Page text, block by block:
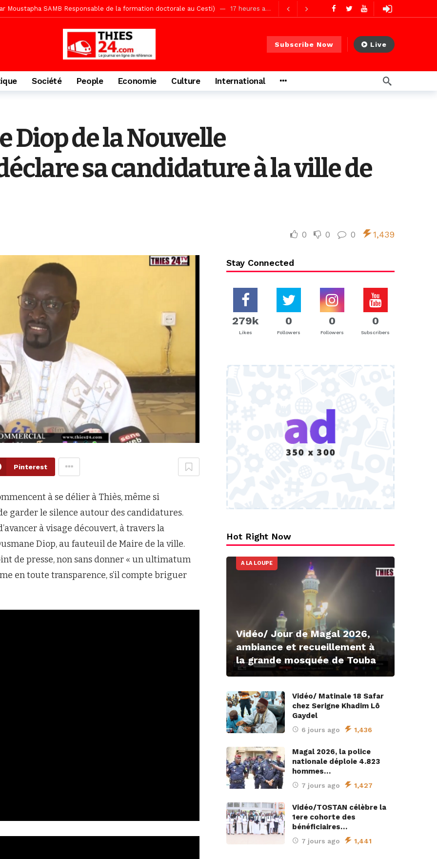
Moustapha SAMB Responsable de la formation doctorale au Cesti) 17 heures ago
9.651 passagers, l’équivalent de 600 minibus
de Thiès, du dernier train en provenance de Touba
l’initiateur du kurel 18 Safar a péri dans un accident 2 jours ago
Ndaam, sécurité, eau, au coeur des priorités 2 jours ago
des populations de Pambal 10 heures ago
Subscribe Now Live
Société People Economie Culture International
Diop de la Nouvelle
sa candidature à la ville de
0 0 0 1,439
Pinterest
à se délier à Thiès, même si
garder le silence autour des candidatures.
à visage découvert, à travers la
Diop, au fauteuil de Maire de la ville.
de presse, non sans donner « un ultimatum
en toute transparence, s’il compte briguer
Stay Connected
279k
Likes
0
Followers
0
Followers
0
Subscribers
Hot Right Now
A LA LOUPE
Vidéo/ Jour de Magal 2026,
ambiance et recueillement à
la grande mosquée de Touba
Vidéo/ Matinale 18 Safar
chez Serigne Khadim Lô
Gaydel
6 jours ago 1,436
Magal 2026, la police
nationale déploie 4.823
hommes…
7 jours ago 1,427
Vidéo/TOSTAN célèbre la
1ere cohorte des
bénéficiaires…
7 jours ago 1,441